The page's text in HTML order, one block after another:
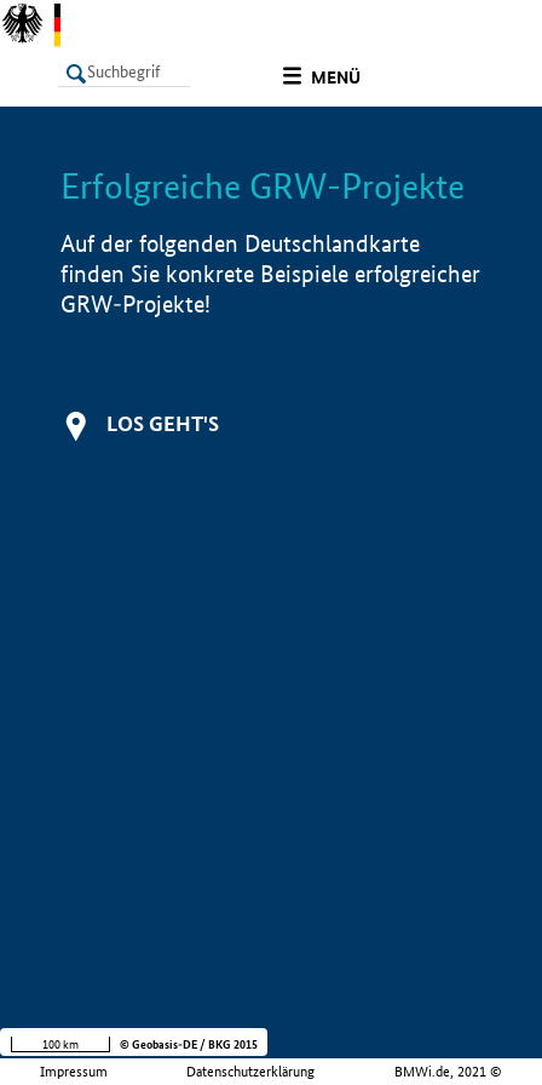
MENÜ
LISTE Info
Erfolgreiche GRW-Projekte
Auf der folgenden Deutschlandkarte
finden Sie konkrete Beispiele erfolgreicher
GRW-Projekte!
LOS GEHT'S
Impressum Datenschutzerklärung BMWi.de, 2021 ©
100 km © Geobasis-DE / BKG 2015